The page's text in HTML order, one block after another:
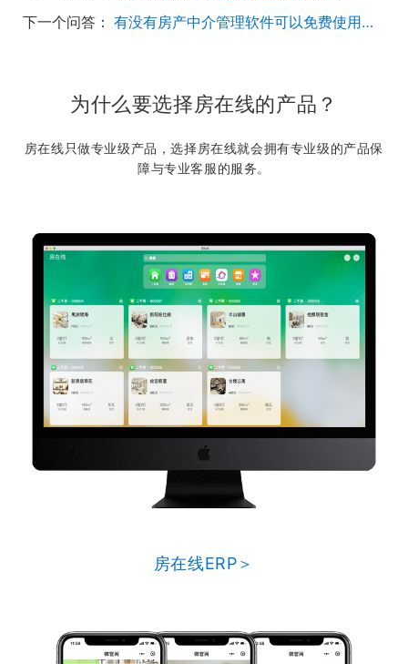
下一个问答：
有没有房产中介管理软件可以免费使用，并保障房源数据的安全？
为什么要选择房在线的产品？
房在线只做专业级产品，选择房在线就会拥有专业级的产品保
障与专业客服的服务。
房在线ERP＞